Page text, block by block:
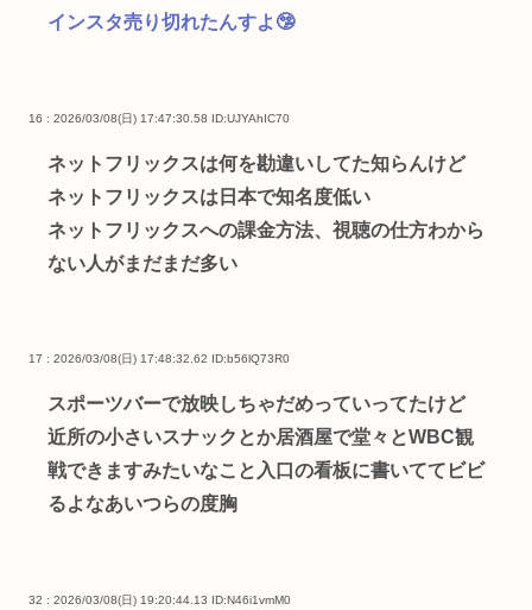
インスタ売り切れたんすよ🤥
16 : 2026/03/08(日) 17:47:30.58 ID:UJYAhIC70
ネットフリックスは何を勘違いしてた知らんけど
ネットフリックスは日本で知名度低い
ネットフリックスへの課金方法、視聴の仕方わから
ない人がまだまだ多い
17 : 2026/03/08(日) 17:48:32.62 ID:b56lQ73R0
スポーツバーで放映しちゃだめっていってたけど
近所の小さいスナックとか居酒屋で堂々とWBC観
戦できますみたいなこと入口の看板に書いててビビ
るよなあいつらの度胸
32 : 2026/03/08(日) 19:20:44.13 ID:N46i1vmM0